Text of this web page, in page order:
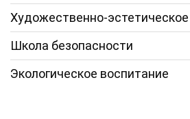
Художественно-
Школа безопасности
Экологическое воспитание